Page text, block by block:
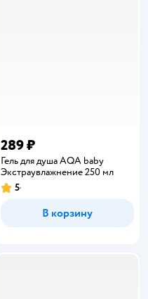
289 ₽
Гель для душа AQA baby
Экстраувлажнение 250 мл
Рейтинг:
5
В корзину